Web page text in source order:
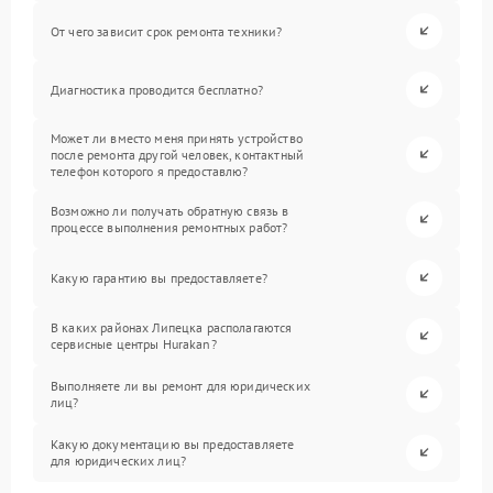
От чего зависит срок ремонта техники?
Диагностика проводится бесплатно?
Может ли вместо меня принять устройство
после ремонта другой человек, контактный
телефон которого я предоставлю?
Возможно ли получать обратную связь в
процессе выполнения ремонтных работ?
Какую гарантию вы предоставляете?
В каких районах Липецка располагаются
сервисные центры Hurakan?
Выполняете ли вы ремонт для юридических
лиц?
Какую документацию вы предоставляете
для юридических лиц?